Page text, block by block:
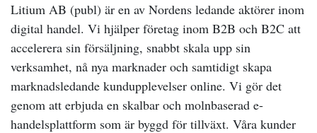
Litium AB (publ) är en av Nordens ledande aktörer inom
digital handel. Vi hjälper företag inom B2B och B2C att
accelerera sin försäljning, snabbt skala upp sin
verksamhet, nå nya marknader och samtidigt skapa
marknadsledande kundupplevelser online. Vi gör det
genom att erbjuda en skalbar och molnbaserad e-
handelsplattform som är byggd för tillväxt. Våra kunder